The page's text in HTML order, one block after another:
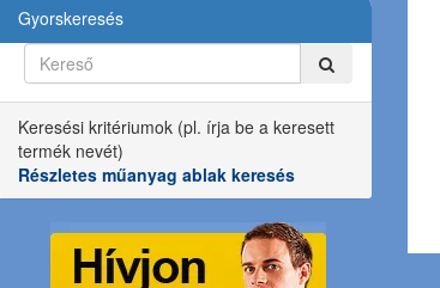
Gyorskeresés
Keresési kritériumok (pl. írja be a keresett
termék nevét)
Részletes műanyag ablak keresés